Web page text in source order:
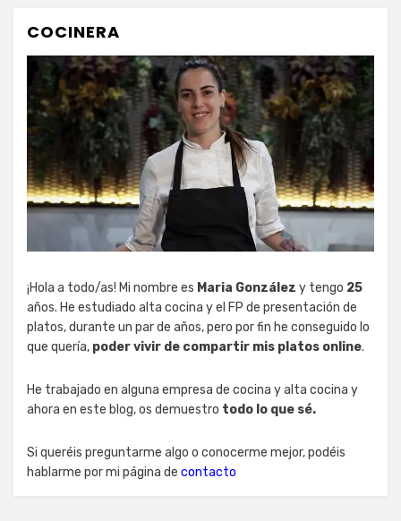
COCINERA
¡Hola a todo/as! Mi nombre es Maria González y tengo 25
años. He estudiado alta cocina y el FP de presentación de
platos, durante un par de años, pero por fin he conseguido lo
que quería, poder vivir de compartir mis platos online.
He trabajado en alguna empresa de cocina y alta cocina y
ahora en este blog, os demuestro todo lo que sé.
Si queréis preguntarme algo o conocerme mejor, podéis
hablarme por mi página de contacto